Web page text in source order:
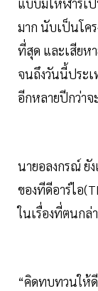
มาก นับเป็นโค
ที่สุด และเสียห
จนถึงวันนี้ประเ
อีกหลายปีกว่าจ
นายอลงกรณ์ ยั
ของทีดีอาร์ไอ
ในเรื่องที่ตนกล่
“คิดทบทวนให้